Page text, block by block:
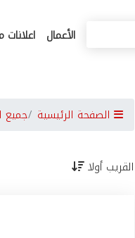
الأعمال اعلانات
الصفحة الرئيسية جميع
القريب أولا